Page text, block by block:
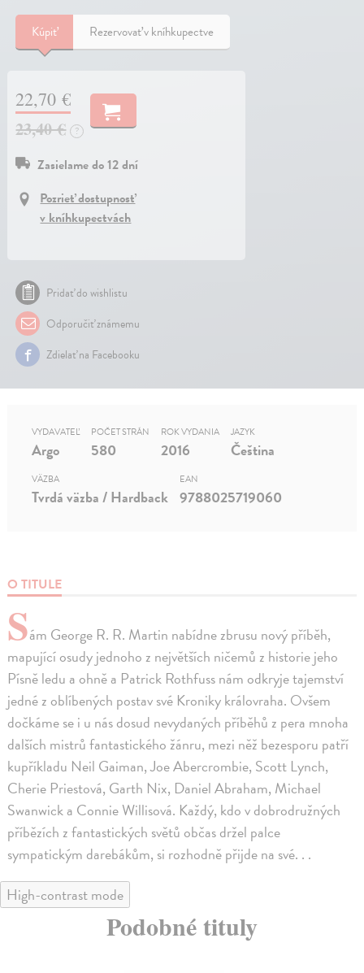
Kúpiť Rezervovať v kníhkupectve
22,70 €
23,40 €
?
Zasielame do 12 dní
Pozrieť dostupnosť
v kníhkupectvách
Pridať do wishlistu
Odporučiť známemu
Zdielať na Facebooku
O TITULE
Sám George R. R. Martin nabídne zbrusu nový příběh,
mapující osudy jednoho z největších ničemů z historie jeho
Písně ledu a ohně a Patrick Rothfuss nám odkryje tajemství
jedné z oblíbených postav své Kroniky královraha. Ovšem
dočkáme se i u nás dosud nevydaných příběhů z pera mnoha
dalších mistrů fantastického žánru, mezi něž bezesporu patří
kupříkladu Neil Gaiman, Joe Abercrombie, Scott Lynch,
Cherie Priestová, Garth Nix, Daniel Abraham, Michael
Swanwick a Connie Willisová. Každý, kdo v dobrodružných
příbězích z fantastických světů občas držel palce
sympatickým darebákům, si rozhodně přijde na své. . .
VYDAVATEĽ
Argo
POČET STRÁN
580
ROK VYDANIA
2016
JAZYK
Čeština
VÄZBA
Tvrdá väzba / Hardback
EAN
9788025719060
High-contrast mode
Podobné tituly